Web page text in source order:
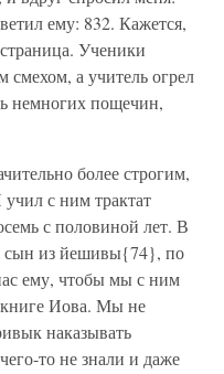
ему: 832. Кажется,
Ученики
смехом, а учитель огрел
немногих пощечин,
более строгим,
с ним трактат
с половиной лет. В
сын из йешивы{74}, по
ему, чтобы мы с ним
Иова. Мы не
наказывать
то не знали и даже